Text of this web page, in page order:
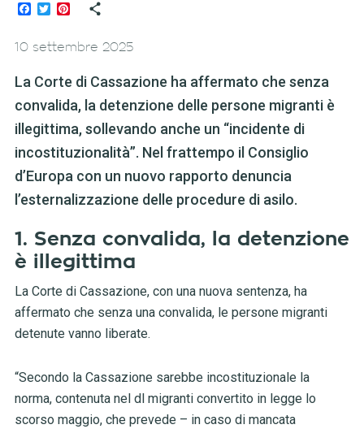
Facebook
TwitterPinterest
10 settembre 2025
La Corte di Cassazione ha affermato che senza
convalida, la detenzione delle persone migranti è
illegittima, sollevando anche un “incidente di
incostituzionalità”. Nel frattempo il Consiglio
d’Europa con un nuovo rapporto denuncia
l’esternalizzazione delle procedure di asilo.
1. Senza convalida, la detenzione
è illegittima
La Corte di Cassazione, con una nuova sentenza, ha
affermato che senza una convalida, le persone migranti
detenute vanno liberate.
“Secondo la Cassazione sarebbe incostituzionale la
norma, contenuta nel dl migranti convertito in legge lo
scorso maggio, che prevede – in caso di mancata